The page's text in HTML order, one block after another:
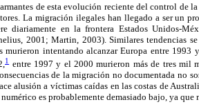
de esta evolución reciente del control de
La migración ilegales han llegado a ser un
diariamente en la frontera Estados Unidos-
2001; Martin, 2003). Similares tendencias se
murieron intentando alcanzar Europa entre 1993
1entre 1997 y el 2000 murieron más de tres mil
de la migración no documentada no
alusión a víctimas caídas en las costas de
es probablemente demasiado bajo, ya que